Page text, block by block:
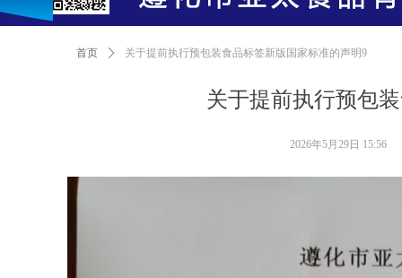
关于提前执行预包
首页 ꄲ 关于提前执行预包装食品标签新版国家标准的声明9
2026年5月29日 15:56